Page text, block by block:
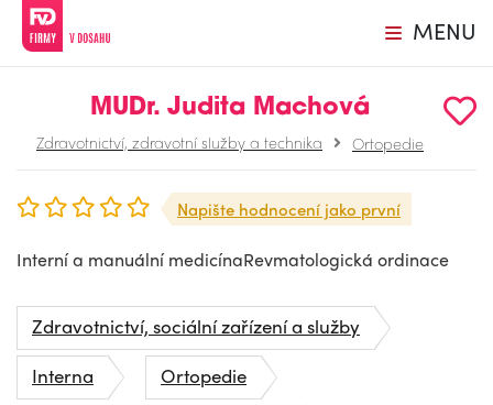
MENU
MUDr. Judita Machová
Zdravotnictví, zdravotní služby a technika Ortopedie
Napište hodnocení jako první
Interní a manuální medicínaRevmatologická ordinace
Zdravotnictví, sociální zařízení a služby
Interna
Ortopedie